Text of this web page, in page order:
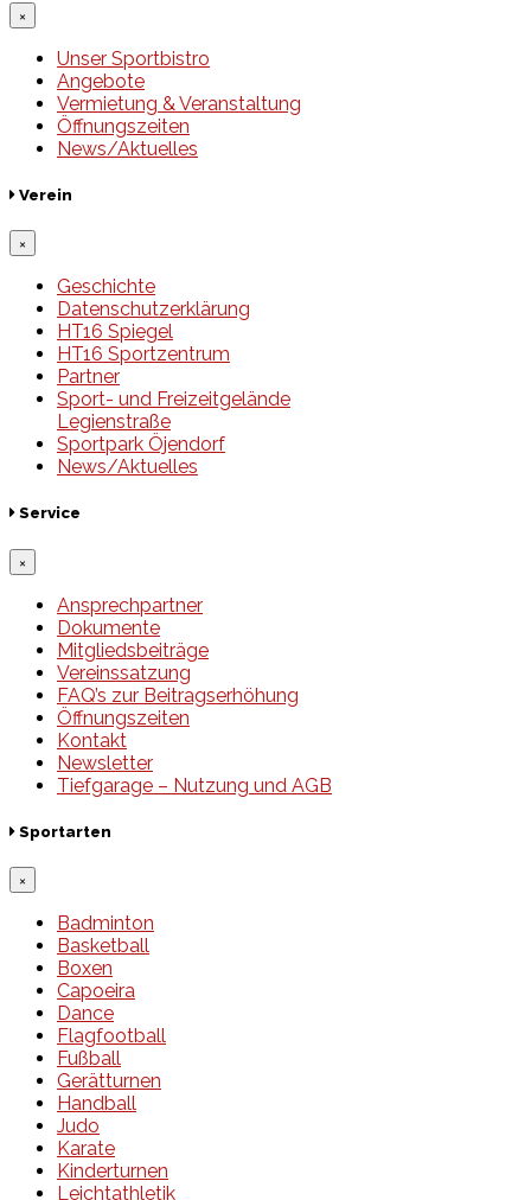
×
Unser Sportbistro
Angebote
Vermietung & Veranstaltung
Öffnungszeiten
News/Aktuelles
Verein
×
Geschichte
Datenschutzerklärung
HT16 Spiegel
HT16 Sportzentrum
Partner
Sport- und Freizeitgelände
Legienstraße
Sportpark Öjendorf
News/Aktuelles
Service
×
Ansprechpartner
Dokumente
Mitgliedsbeiträge
Vereinssatzung
FAQ’s zur Beitragserhöhung
Öffnungszeiten
Kontakt
Newsletter
Tiefgarage – Nutzung und AGB
Sportarten
×
Badminton
Basketball
Boxen
Capoeira
Dance
Flagfootball
Fußball
Gerätturnen
Handball
Judo
Karate
Kinderturnen
Leichtathletik